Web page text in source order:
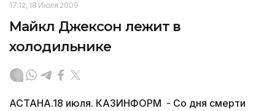
17:12, 18 Июля 2009
Майкл Джексон лежит в
холодильнике
АСТАНА.18 июля. КАЗИНФОРМ - Со дня смерти